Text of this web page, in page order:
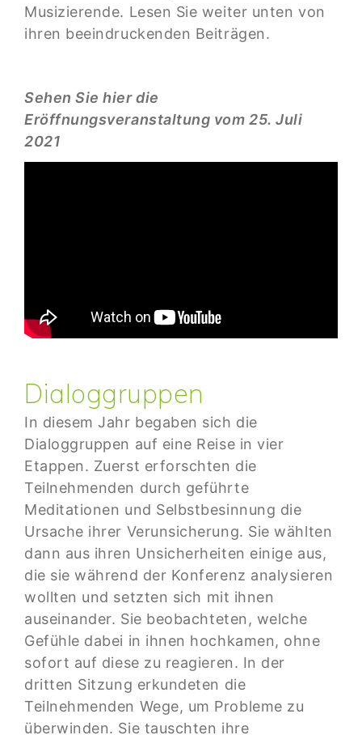
Musizierende. Lesen Sie weiter unten von
ihren beeindruckenden Beiträgen.
Sehen Sie hier die
Eröffnungsveranstaltung vom 25. Juli
2021
Dialoggruppen
In diesem Jahr begaben sich die
Dialoggruppen auf eine Reise in vier
Etappen. Zuerst erforschten die
Teilnehmenden durch geführte
Meditationen und Selbstbesinnung die
Ursache ihrer Verunsicherung. Sie wählten
dann aus ihren Unsicherheiten einige aus,
die sie während der Konferenz analysieren
wollten und setzten sich mit ihnen
auseinander. Sie beobachteten, welche
Gefühle dabei in ihnen hochkamen, ohne
sofort auf diese zu reagieren. In der
dritten Sitzung erkundeten die
Teilnehmenden Wege, um Probleme zu
überwinden. Sie tauschten ihre